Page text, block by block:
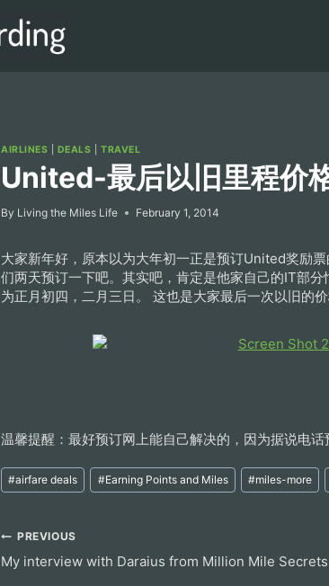
AIRLINES DEALS TRAVEL
United-最后以旧里程价
By Living the Miles Life February 1, 2014
大家新年好，原本以为大年初一正是预订United奖励
们两天预订一下吧。其实吧，肯定是他家自己的IT部
为正月初四，二月三日。 这也是大家最后一次以旧的价
温馨提醒：最好预订网上能自己解决的，因为据说电话
Post
Tags:
#airfare deals #Earning Points and Miles #miles-more
Post
navigation
PREVIOUS
My interview with Daraius from Million Mile Secrets